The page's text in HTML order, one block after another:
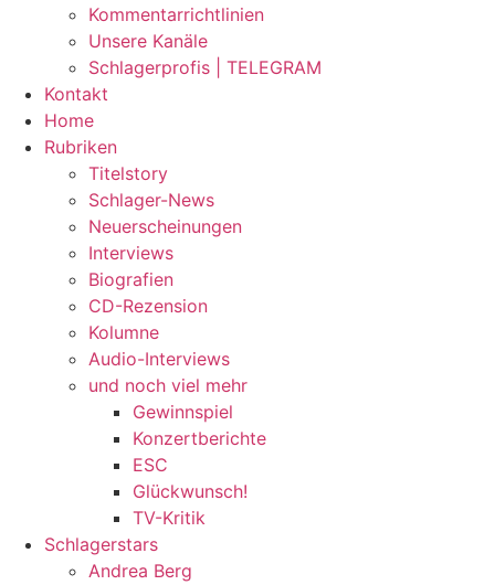
Kommentarrichtlinien
Unsere Kanäle
Schlagerprofis | TELEGRAM
Kontakt
Home
Rubriken
Titelstory
Schlager-News
Neuerscheinungen
Interviews
Biografien
CD-Rezension
Kolumne
Audio-Interviews
und noch viel mehr
Gewinnspiel
Konzertberichte
ESC
Glückwunsch!
TV-Kritik
Schlagerstars
Andrea Berg